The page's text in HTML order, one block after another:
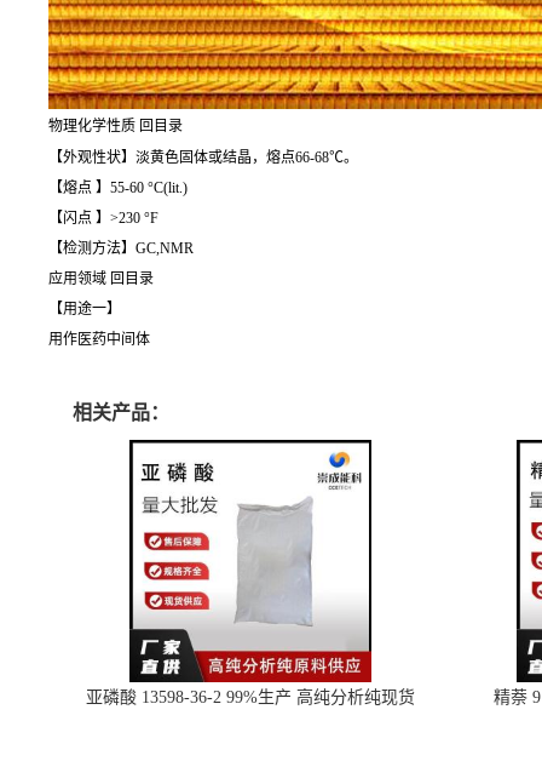
物理化学性质 回目录
【外观性状】淡黄色固体或结晶，熔点66-68℃。
【熔点 】55-60 °C(lit.)
【闪点 】>230 °F
【检测方法】GC,NMR
应用领域 回目录
【用途一】
用作医药中间体
相关产品：
亚磷酸 13598-36-2 99%生产 高纯分析纯现货 精萘